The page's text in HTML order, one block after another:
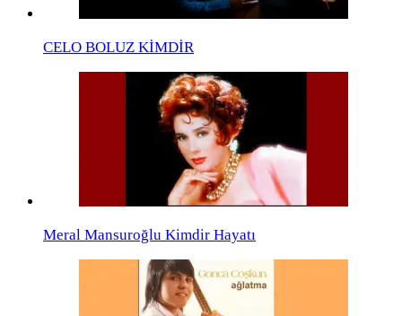
CELO BOLUZ KİMDİR
Meral Mansuroğlu Kimdir Hayatı